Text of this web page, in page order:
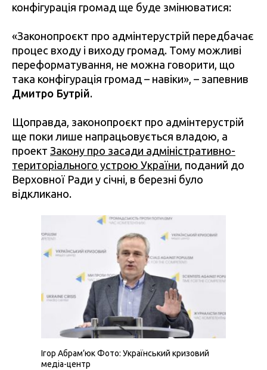
конфігурація громад ще буде змінюватися:
«Законопроєкт про адмінтерустрій передбачає
процес входу і виходу громад. Тому можливі
переформатування, не можна говорити, що
така конфігурація громад – навіки», – запевнив
Дмитро Бутрій.
Щоправда, законопроєкт про адмінтерустрій
ще поки лише напрацьовується владою, а
проект Закону про засади адміністративно-
територіального устрою України , поданий до
Верховної Ради у січні, в березні було
відкликано.
Ігор Абрам’юк Фото: Український кризовий
медіа-центр